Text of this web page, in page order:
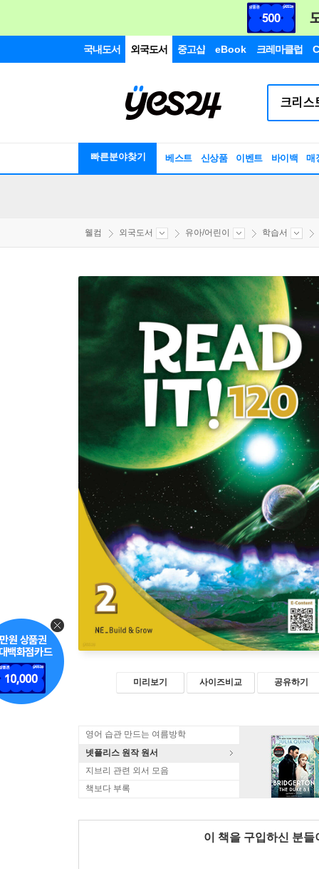
국내도서 외국도서 중고샵 eBook 크레마클럽
빠른분야찾기 베스트 신상품 이벤트 바이백 매
웰컴 외국도서 유아/어린이 학습서
미리보기 사이즈비교 공유하기
영어 습관 만드는 여름방학
넷플리스 원작 원서
지브리 관련 외서 모음
책보다 부록
이 책을 구입하신 분